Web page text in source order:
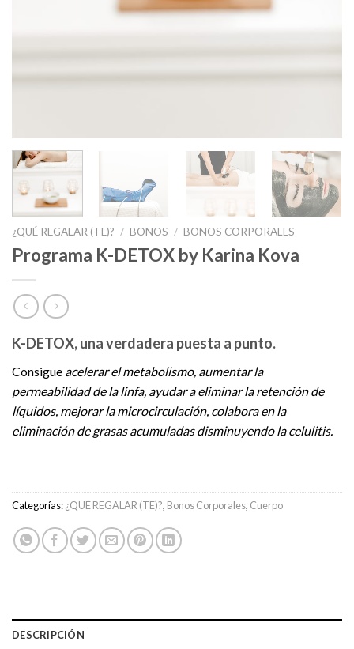
¿QUÉ REGALAR (TE)? / BONOS / BONOS CORPORALES
Programa K-DETOX by Karina Kova
K-DETOX, una verdadera puesta a punto.
Consigue acelerar el metabolismo, aumentar la
permeabilidad de la linfa, ayudar a eliminar la retención de
líquidos, mejorar la microcirculación, colabora en la
eliminación de grasas acumuladas disminuyendo la celulitis.
Categorías:¿QUÉ REGALAR (TE)?, Bonos Corporales, Cuerpo
DESCRIPCIÓN